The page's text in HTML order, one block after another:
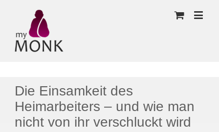
Die Einsamkeit des
Heimarbeiters – und wie man
nicht von ihr verschluckt wird